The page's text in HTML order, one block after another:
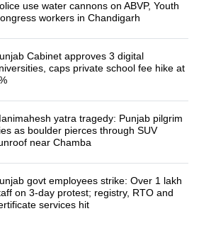
use water cannons on ABVP, Youth
workers in Chandigarh
Cabinet approves 3 digital
caps private school fee hike at
yatra tragedy: Punjab pilgrim
as boulder pierces through SUV
near Chamba
govt employees strike: Over 1 lakh
on 3-day protest; registry, RTO and
services hit